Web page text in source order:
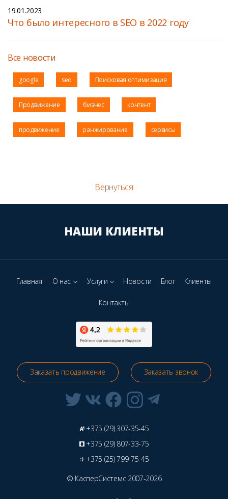
19.01.2023
Что было интересного в SEO в 2022 году
Все новости
google seo Поисковая оптимизация
Продвижение бизнес контент
продвижение ранжирование сервисы
Вернуться
НАШИ КЛИЕНТЫ
Главная О нас Услуги Новости Блог Клиенты
Контакты
Заказать продвижение Заказать звонок
+375 (29) 307-35-45
+375 (29) 807-33-75
+375 (25) 799-75-45
© КасперСистемс 2007-2026